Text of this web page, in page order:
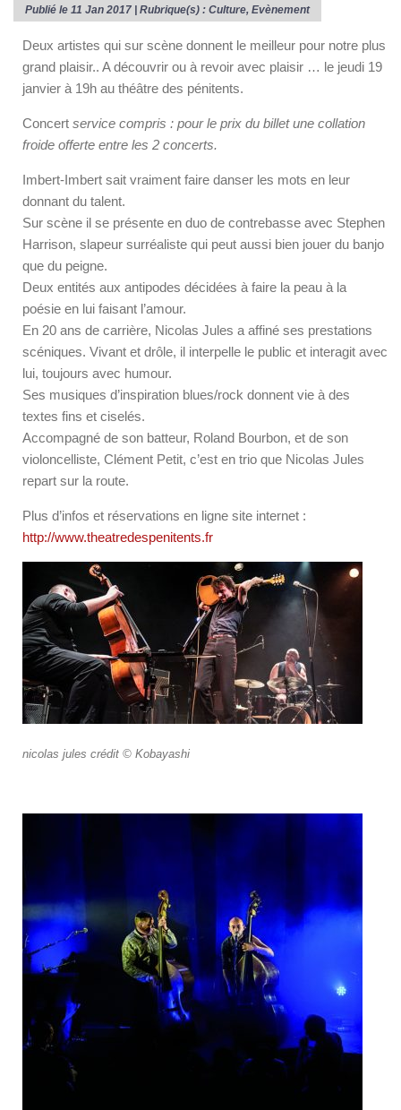
Publié le 11 Jan 2017 | Rubrique(s) : Culture, Evènement
Deux artistes qui sur scène donnent le meilleur pour notre plus
grand plaisir.. A découvrir ou à revoir avec plaisir … le jeudi 19
janvier à 19h au théâtre des pénitents.
Concert service compris : pour le prix du billet une collation
froide offerte entre les 2 concerts.
Imbert-Imbert sait vraiment faire danser les mots en leur
donnant du talent.
Sur scène il se présente en duo de contrebasse avec Stephen
Harrison, slapeur surréaliste qui peut aussi bien jouer du banjo
que du peigne.
Deux entités aux antipodes décidées à faire la peau à la
poésie en lui faisant l’amour.
En 20 ans de carrière, Nicolas Jules a affiné ses prestations
scéniques. Vivant et drôle, il interpelle le public et interagit avec
lui, toujours avec humour.
Ses musiques d’inspiration blues/rock donnent vie à des
textes fins et ciselés.
Accompagné de son batteur, Roland Bourbon, et de son
violoncelliste, Clément Petit, c’est en trio que Nicolas Jules
repart sur la route.
Plus d’infos et réservations en ligne site internet :
http://www.theatredespenitents.fr
nicolas jules crédit © Kobayashi